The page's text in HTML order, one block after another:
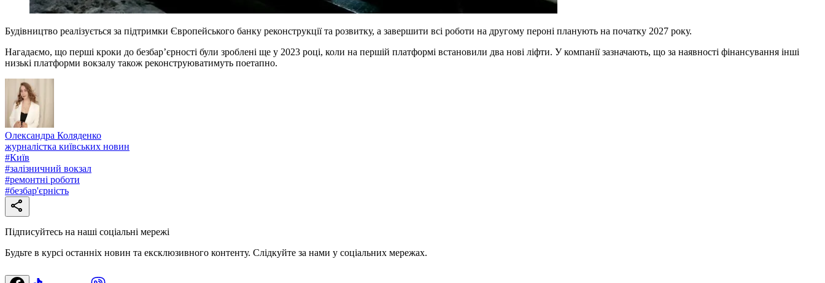
Будівництво реалізується за підтримки Європейського банку реконструкції та розвитку, а завершити всі роботи на другому пероні планують на початку 2027 року.
Нагадаємо, що перші кроки до безбар’єрності були зроблені ще у 2023 році, коли на першій платформі встановили два нові ліфти. У компанії зазначають, що за наявності фінансування інші
низькі платформи вокзалу також реконструюватимуть поетапно.
Олександра Коляденко
журналістка київських новин
#Київ
#залізничний вокзал
#ремонтні роботи
#безбар'єрність
Підписуйтесь на наші соціальні мережі
Будьте в курсі останніх новин та ексклюзивного контенту. Слідкуйте за нами у соціальних мережах.